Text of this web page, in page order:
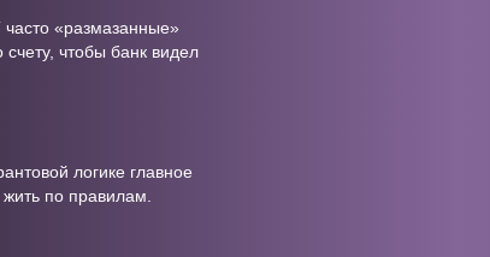
«размазанные»
чтобы банк видел
логике главное
по правилам.